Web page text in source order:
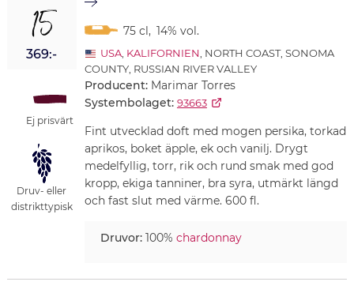
15
369:-
Ej prisvärt
Druv- eller
distrikttypisk
75 cl, 14% vol.
USA, KALIFORNIEN , NORTH COAST, SONOMA
COUNTY, RUSSIAN RIVER VALLEY
Producent: Marimar Torres
Systembolaget: 93663
Fint utvecklad doft med mogen persika, torkad
aprikos, boket äpple, ek och vanilj. Drygt
medelfyllig, torr, rik och rund smak med god
kropp, ekiga tanniner, bra syra, utmärkt längd
och fast slut med värme. 600 fl.
Druvor:100% chardonnay